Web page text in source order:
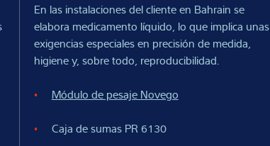
En las instalaciones del cliente en Bahrain se
elabora medicamento líquido, lo que implica unas
exigencias especiales en precisión de medida,
higiene y, sobre todo, reproducibilidad.
Módulo de pesaje Novego
Caja de sumas PR 6130